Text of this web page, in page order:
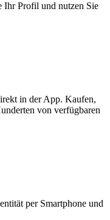
Ihr Profil und nutzen Sie
in der App. Kaufen,
von verfügbaren
per Smartphone und